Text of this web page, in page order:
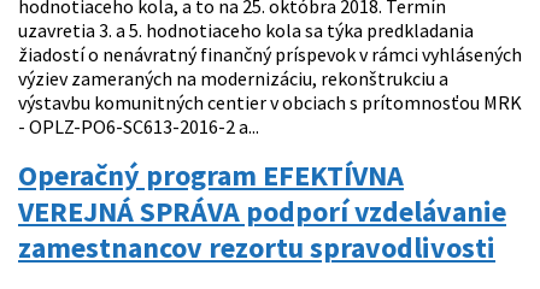
hodnotiaceho kola, a to na 25. októbra 2018. Termín
uzavretia 3. a 5. hodnotiaceho kola sa týka predkladania
žiadostí o nenávratný finančný príspevok v rámci vyhlásených
výziev zameraných na modernizáciu, rekonštrukciu a
výstavbu komunitných centier v obciach s prítomnosťou MRK
- OPLZ-PO6-SC613-2016-2 a...
Operačný program EFEKTÍVNA
VEREJNÁ SPRÁVA podporí vzdelávanie
zamestnancov rezortu spravodlivosti